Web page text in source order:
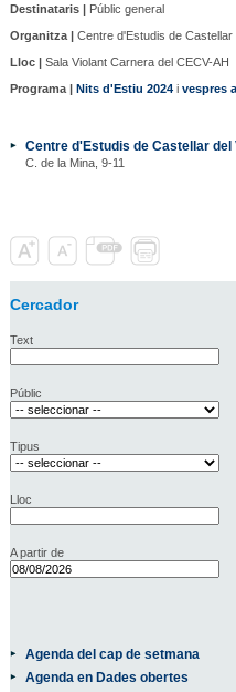
Destinataris |Públic general
Organitza |Centre d'Estudis de Castellar
Lloc |Sala Violant Carnera del CECV-AH
Programa | Nits d'Estiu 2024i vespres
Centre d'Estudis de Castellar
C. de la Mina, 9-11
Cercador
Text
Públic
Tipus
Lloc
A partir de
Agenda del cap de setmana
Agenda en Dades obertes